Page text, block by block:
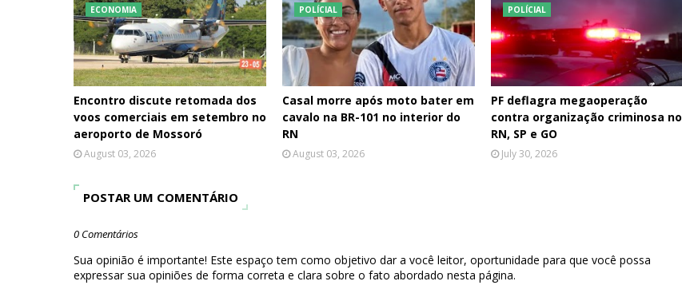
ECONOMIA
Encontro discute retomada dos
voos comerciais em setembro no
aeroporto de Mossoró
August 03, 2026
POLÍCIAL
Casal morre após moto bater em
cavalo na BR-101 no interior do
RN
August 03, 2026
POLÍCIAL
PF deflagra megaoperação
contra organização criminosa no
RN, SP e GO
July 30, 2026
POSTAR UM COMENTÁRIO
0 Comentários
Sua opinião é importante! Este espaço tem como objetivo dar a você leitor, oportunidade para que você possa
expressar sua opiniões de forma correta e clara sobre o fato abordado nesta página.